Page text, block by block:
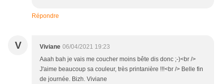
Répondre
V Viviane 06/04/2021 19:23
Aaah bah je vais me coucher moins bête dis donc ;-)<br />
J'aime beaucoup sa couleur, très printanière !!!<br /> Belle fin
de journée. Bizh. Viviane